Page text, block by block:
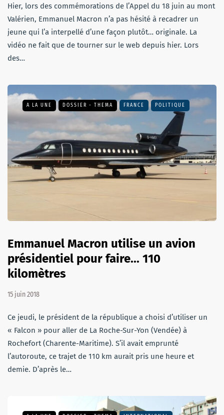
Hier, lors des commémorations de l’Appel du 18 juin au mont
Valérien, Emmanuel Macron n’a pas hésité à recadrer un
jeune qui l’a interpellé d’une façon plutôt… originale. La
vidéo ne fait que de tourner sur le web depuis hier. Lors
des…
A LA UNE DOSSIER - THEMA FRANCE POLITIQUE
Emmanuel Macron utilise un avion
présidentiel pour faire... 110
kilomètres
15 juin 2018
Ce jeudi, le président de la république a choisi d’utiliser un
« Falcon » pour aller de La Roche-Sur-Yon (Vendée) à
Rochefort (Charente-Maritime). S’il avait emprunté
l’autoroute, ce trajet de 110 km aurait pris une heure et
demie. D’après le…